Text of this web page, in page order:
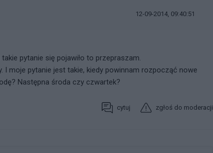
12-09-2014, 09:40:51
pytanie się pojawiło to przepraszam.
I moje pytanie jest takie, kiedy powinnam rozpocząć nowe
Następna środa czy czwartek?
cytuj zgłoś do moderacji